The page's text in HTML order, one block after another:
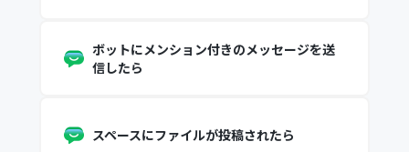
ボットにメンション付きのメッセージを送
信したら
スペースにファイルが投稿されたら